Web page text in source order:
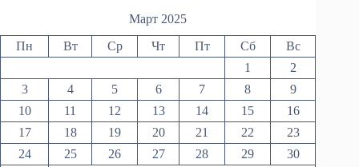
Март 2025
Пн Вт Ср Чт Пт Сб
Вс
1
2
3
4 5 6 7 8
9
10
11 12 13 14 15
16
17
18 19 20 21 22
23
24
25 26 27 28 29
30